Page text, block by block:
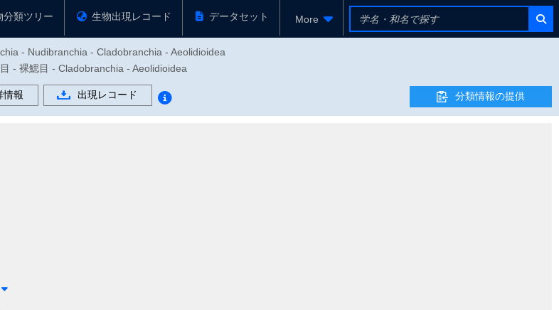
分類ツリー 生物出現レコード データセット More
- Nudibranchia - Cladobranchia - Aeolidioidea
- 裸鰓目 - Cladobranchia - Aeolidioidea
情報 出現レコード 分類情報の提供